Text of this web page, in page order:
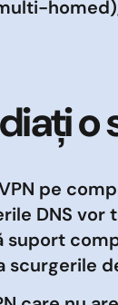
o
pe
DNS
suport